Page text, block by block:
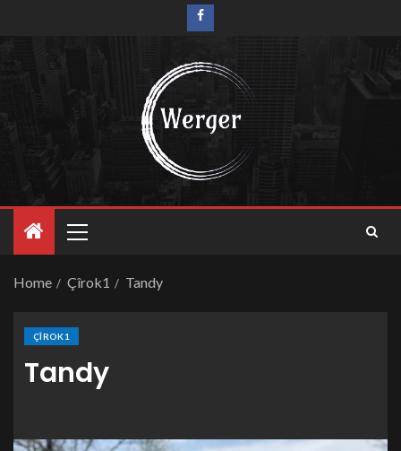
Home Çîrok1 Tandy
ÇÎROK1
Tandy